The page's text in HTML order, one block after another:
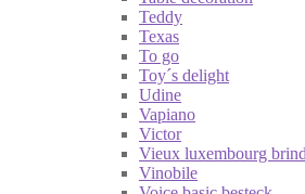
Teddy
Texas
To go
Toy´s delight
Udine
Vapiano
Victor
Vieux luxembourg
Vinobile